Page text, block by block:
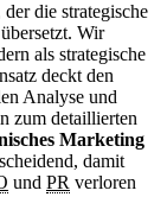
die strategische
Wir
als strategische
deckt den
Analyse und
zum detaillierten
Marketing
damit
und PR verloren